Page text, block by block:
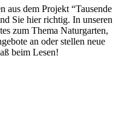
aus dem Projekt “Tausende
Sie hier richtig. In unseren
zum Thema Naturgarten,
an oder stellen neue
beim Lesen!